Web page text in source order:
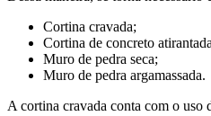
Cortina cravada;
Cortina de concreto
Muro de pedra seca;
Muro de pedra argamassada.
A cortina cravada conta com o uso